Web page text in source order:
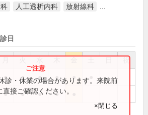
人工透析内科 放射線科
日
祝
● ● ● ● ●
● ● ● ●
診・休業の場合があります。来院前
接ご確認ください。
×閉じる